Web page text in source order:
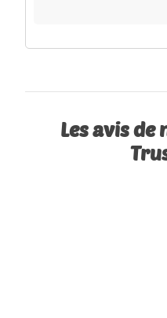
Les avis de